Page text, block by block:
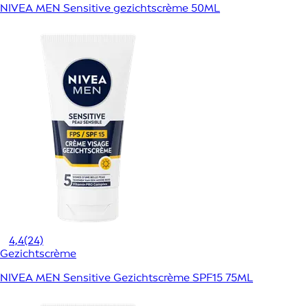
NIVEA MEN Sensitive gezichtscrème 50ML
4,4(24)
Gezichtscrème
NIVEA MEN Sensitive Gezichtscrème SPF15 75ML